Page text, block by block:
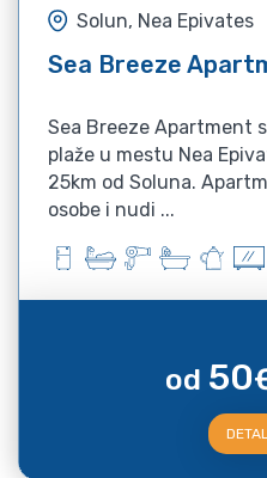
Solun, Nea Epivates
Sea Breeze
Sea Breeze Apartment
plaže u mestu Nea
25km od Soluna.
osobe i nudi ...
od 50